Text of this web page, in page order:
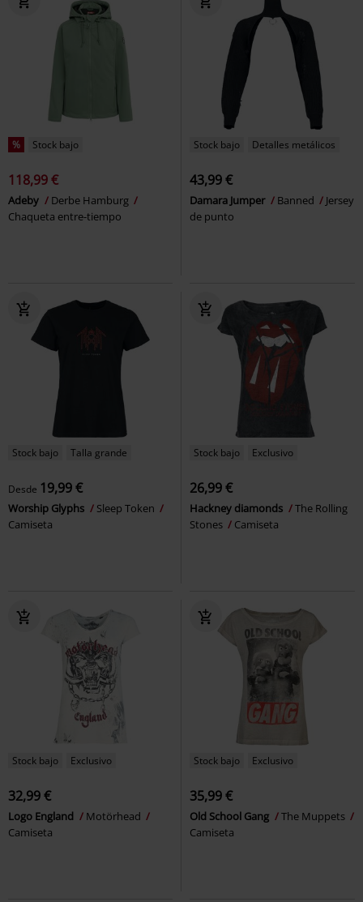
% Stock bajo
118,99 €
Adeby
Derbe Hamburg
Chaqueta entre-tiempo
Stock bajo Detalles metálicos
43,99 €
Damara Jumper Banned
Jersey
de punto
Stock bajo Talla grande
Desde 19,99 €
Worship Glyphs
Sleep Token
Camiseta
Stock bajo Exclusivo
26,99 €
Hackney diamonds
The Rolling
Stones
Camiseta
Stock bajo Exclusivo
32,99 €
Logo England
Motörhead
Camiseta
Stock bajo Exclusivo
35,99 €
Old School Gang
The Muppets
Camiseta